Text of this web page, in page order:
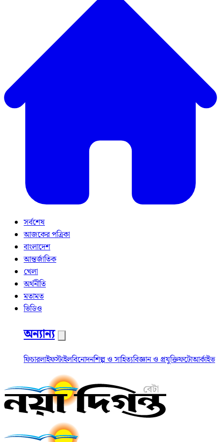
সর্বশেষ
আজকের পত্রিকা
বাংলাদেশ
আন্তর্জাতিক
খেলা
অর্থনীতি
মতামত
ভিডিও
অন্যান্য
ফিচারলাইফস্টাইলবিনোদনশিল্প ও সাহিত্যবিজ্ঞান ও প্রযুক্তিফটোআর্কাইভ